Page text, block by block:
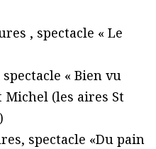
, spectacle « Le
« Bien vu
Michel (les aires St
spectacle «Du pain